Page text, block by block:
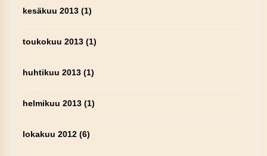
kesäkuu 2013(1)
toukokuu 2013(1)
huhtikuu 2013(1)
helmikuu 2013(1)
lokakuu 2012(6)